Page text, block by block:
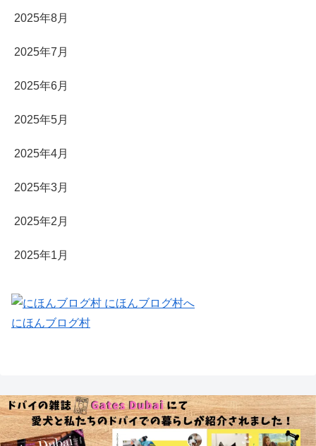
2025年8月
2025年7月
2025年6月
2025年5月
2025年4月
2025年3月
2025年2月
2025年1月
にほんブログ村